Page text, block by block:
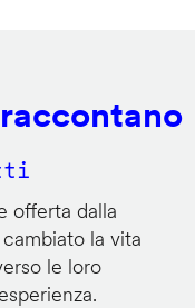
offerta dalla
la vita
le loro